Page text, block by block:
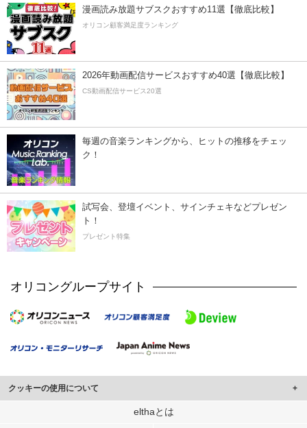
漫画読み放題サブスクおすすめ11選【徹底比較】
オリコン顧客満足度ランキング
2026年動画配信サービスおすすめ40選【徹底比較】
CS動画配信サービス20選
毎週の音楽ランキングから、ヒットの推移をチェッ
ク！
試写会、登壇イベント、サインチェキなどプレゼン
ト！
プレゼント特集
オリコングループサイト
クッキーの使用について
このサイトでは Cookie を使用して、ユーザーに合わせたコンテンツや広告の
elthaとは